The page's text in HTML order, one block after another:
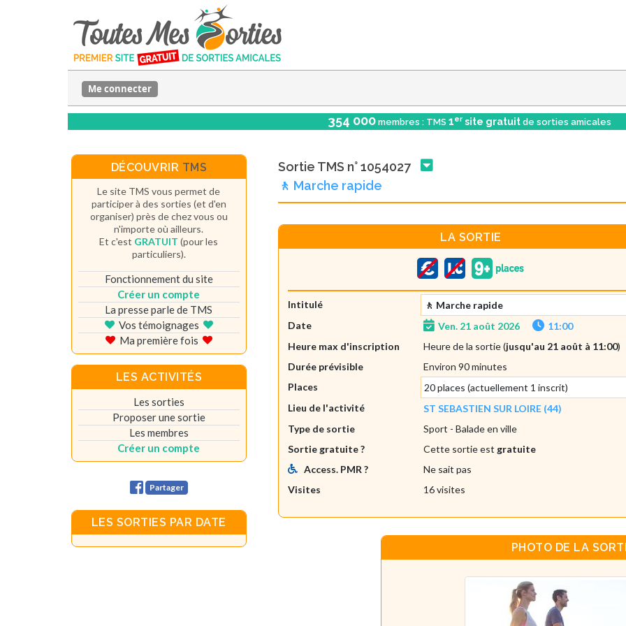
Me connecter
354 000 membres : TMS 1er site gratuit de sorties amicales
Sortie TMS n° 1054027
🚶 Marche rapide
LA SORTIE
Intitulé
🚶 Marche rapide
Date
Ven. 21 août 2026
11:00
Heure max d'inscription
Heure de la sortie (jusqu'au 21 août à 11:00)
Durée prévisible
Environ 90 minutes
Places
20 places (actuellement 1 inscrit)
Lieu de l'activité
ST SEBASTIEN SUR LOIRE (44)
Type de sortie
Sport - Balade en ville
Sortie gratuite ?
Cette sortie est gratuite
Access. PMR ?
Ne sait pas
Visites
16 visites
PHOTO DE LA
DÉCOUVRIR TMS
Le site TMS vous permet de
participer à des sorties (et d'en
organiser) près de chez vous ou
n'importe où ailleurs.
Et c'est GRATUIT (pour les
particuliers).
Fonctionnement du site
Créer un compte
La presse parle de TMS
Vos témoignages
Ma première fois
LES ACTIVITÉS
Les sorties
Proposer une sortie
Les membres
Créer un compte
Partager
LES SORTIES PAR DATE